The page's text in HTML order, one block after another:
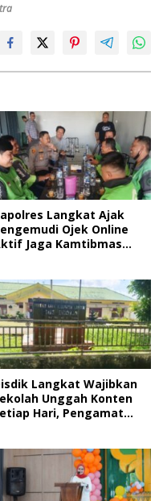
Langkat Ajak
Ojek Online
Jaga Kamtibmas
Langkat Wajibkan
Unggah Konten
Hari, Pengamat